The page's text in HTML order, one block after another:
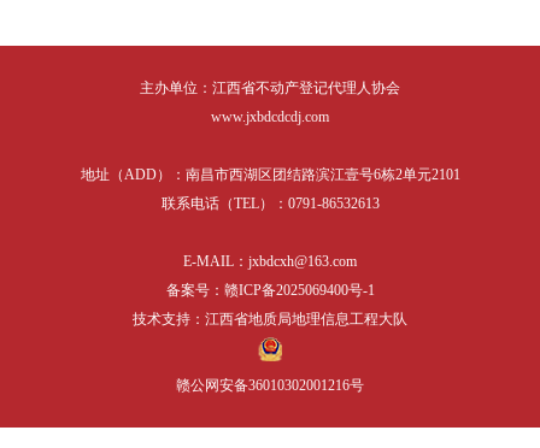
主办单位：江西省不动产登记代理人协会
www.jxbdcdcdj.com
地址（ADD）：南昌市西湖区团结路滨江壹号6栋2单元2101
联系电话（TEL）：0791-86532613
E-MAIL：jxbdcxh@163.com
备案号：赣ICP备2025069400号-1
技术支持：江西省地质局地理信息工程大队
赣公网安备36010302001216号